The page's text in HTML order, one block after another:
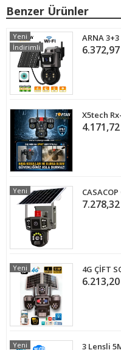
Benzer Ürünler
Yeni
İndirimli
Yeni
Yeni
Yeni